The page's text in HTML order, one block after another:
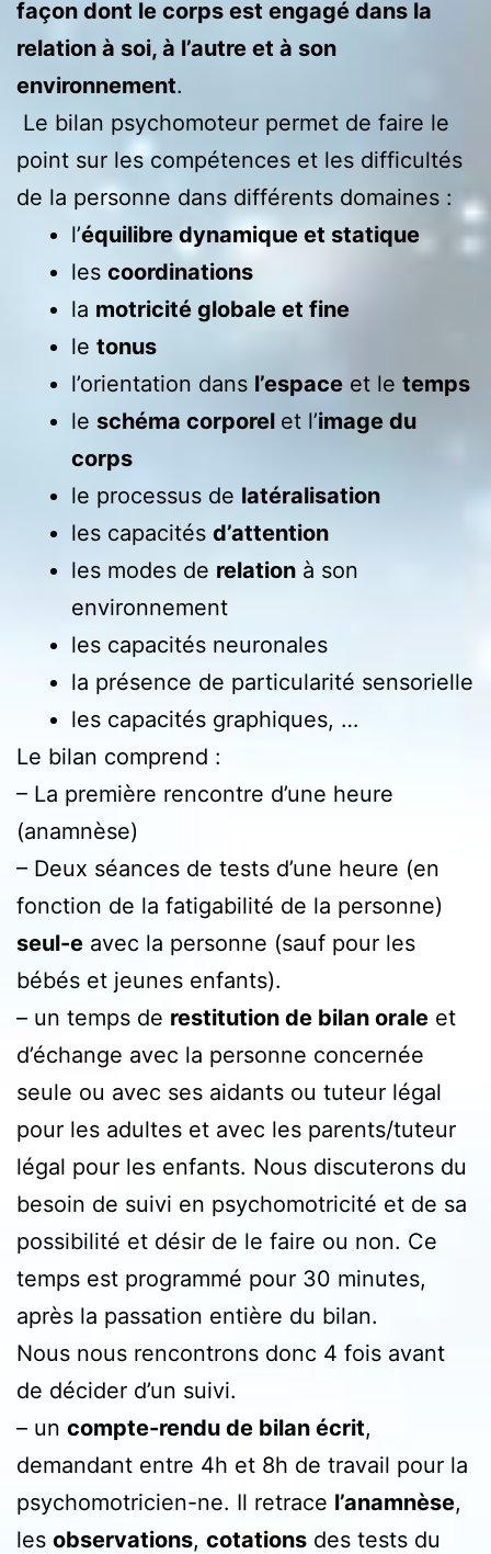
façon dont le corps est engagé dans la
relation à soi, à l’autre et à son
environnement.
Le bilan psychomoteur permet de faire le
point sur les compétences et les difficultés
de la personne dans différents domaines :
l’équilibre dynamique et statique
les coordinations
la motricité globale et fine
le tonus
l’orientation dans l’espace et le temps
le schéma corporel et l’image du
corps
le processus de latéralisation
les capacités d’attention
les modes de relation à son
environnement
les capacités neuronales
la présence de particularité sensorielle
les capacités graphiques, …
Le bilan comprend :
– La première rencontre d’une heure
(anamnèse)
– Deux séances de tests d’une heure (en
fonction de la fatigabilité de la personne)
seul-e avec la personne (sauf pour les
bébés et jeunes enfants).
– un temps de restitution de bilan orale et
d’échange avec la personne concernée
seule ou avec ses aidants ou tuteur légal
pour les adultes et avec les parents/tuteur
légal pour les enfants. Nous discuterons du
besoin de suivi en psychomotricité et de sa
possibilité et désir de le faire ou non. Ce
temps est programmé pour 30 minutes,
après la passation entière du bilan.
Nous nous rencontrons donc 4 fois avant
de décider d’un suivi.
– un compte-rendu de bilan écrit,
demandant entre 4h et 8h de travail pour la
psychomotricien-ne. Il retrace l’anamnèse,
les observations, cotations des tests du